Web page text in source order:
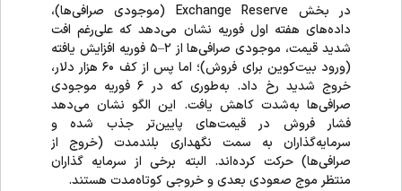
در بخش Exchange Reserve (موجودی صرافی‌ها)،
داده‌های هفته اول فوریه نشان می‌دهد که علی‌رغم افت
شدید قیمت، موجودی صرافی‌ها از ۲–۵ فوریه افزایش یافته
(ورود بیت‌کوین برای فروش)؛ اما پس از کف ۶۰ هزار دلار،
خروج شدید رخ داد. به‌طوری که در ۶ فوریه موجودی
صرافی‌ها به‌شدت کاهش یافت. این الگو نشان می‌دهد
فشار فروش در قیمت‌های پایین‌تر جذب شده و
سرمایه‌گذاران به سمت نگهداری بلندمدت (خروج از
صرافی‌ها) حرکت کرده‌اند.​ البته برخی از سرمایه گذاران
منتظر موج صعودی بعدی و خروجی کوتاه‌مدت هستند.